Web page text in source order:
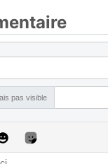
pas visible